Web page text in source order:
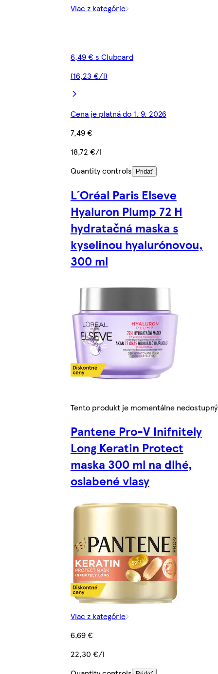
Viac z kategórie
6,49 € s Clubcard
(16,23 €/l)
Cena je platná do 1. 9. 2026
7,49 €
18,72 €/l
Quantity controls
Pridať
L´Oréal Paris Elseve
Hyaluron Plump 72 H
hydratačná maska s
kyselinou hyalurónovou,
300 ml
Tento produkt je momentálne nedostupný
Pantene Pro-V Inifnitely
Long Keratin Protect
maska 300 ml na dlhé,
oslabené vlasy
Viac z kategórie
6,69 €
22,30 €/l